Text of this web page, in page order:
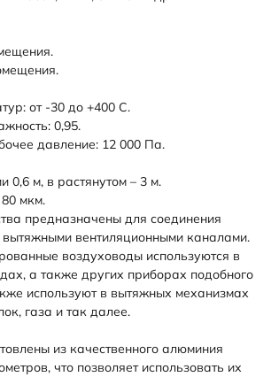
от -30 до +400 С.
0,95.
давление: 12 000 Па.
0,6 м, в растянутом – 3 м.
мкм.
предназначены для соединения
вытяжными вентиляционными каналами.
воздуховоды используются в
а также других приборах подобного
используют в вытяжных механизмах
газа и так далее.
из качественного алюминия
что позволяет использовать их